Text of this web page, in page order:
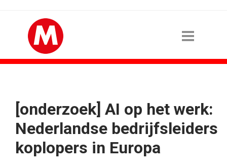
[onderzoek] AI op het werk:
Nederlandse bedrijfsleiders
koplopers in Europa